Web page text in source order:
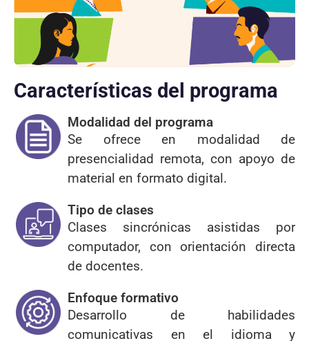
Características del programa
Modalidad del programa
Se ofrece en modalidad de
presencialidad remota, con apoyo de
material en formato digital.
Tipo de clases
Clases sincrónicas asistidas por
computador, con orientación directa
de docentes.
Enfoque formativo
Desarrollo de habilidades
comunicativas en el idioma y